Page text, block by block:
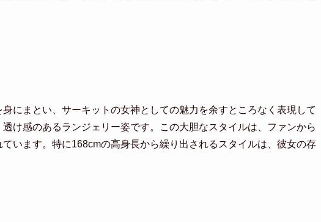
にまとい、サーキットの女神としての魅力を余すところなく表現して
け感のあるランジェリー姿です。この大胆なスタイルは、ファンから
ています。特に168cmの高身長から繰り出されるスタイルは、彼女の存